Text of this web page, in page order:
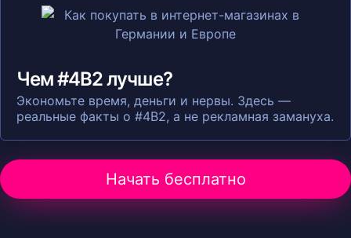
Чем #4B2 лучше?
Экономьте время, деньги и нервы. Здесь —
реальные факты о #4B2, а не рекламная замануха.
Начать бесплатно